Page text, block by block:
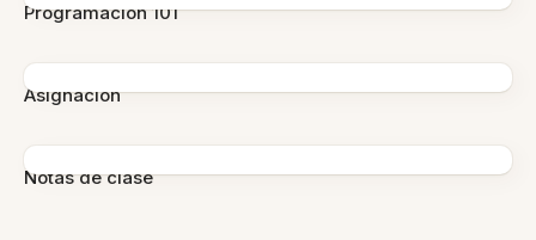
Programación 101
Asignación
Notas de clase